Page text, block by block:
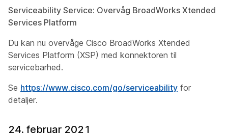
Serviceability Service: Overvåg BroadWorks Xtended
Services Platform
Du kan nu overvåge Cisco BroadWorks Xtended
Services Platform (XSP) med konnektoren til
servicebarhed.
Se https://www.cisco.com/go/serviceability for
detaljer.
24. februar 2021